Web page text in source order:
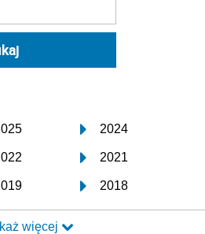
2024
2021
2018
2015
więcej